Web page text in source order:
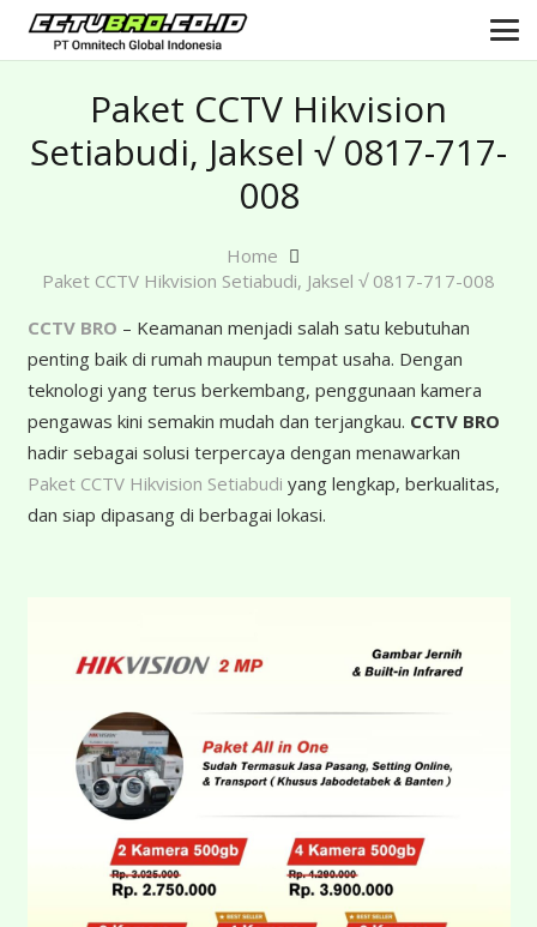
Paket CCTV Hikvision
Setiabudi, Jaksel √ 0817-717-
008
Home
Paket CCTV Hikvision Setiabudi, Jaksel √ 0817-717-008
CCTV BRO – Keamanan menjadi salah satu kebutuhan
penting baik di rumah maupun tempat usaha. Dengan
teknologi yang terus berkembang, penggunaan kamera
pengawas kini semakin mudah dan terjangkau. CCTV BRO
hadir sebagai solusi terpercaya dengan menawarkan
Paket CCTV Hikvision Setiabudi yang lengkap, berkualitas,
dan siap dipasang di berbagai lokasi.